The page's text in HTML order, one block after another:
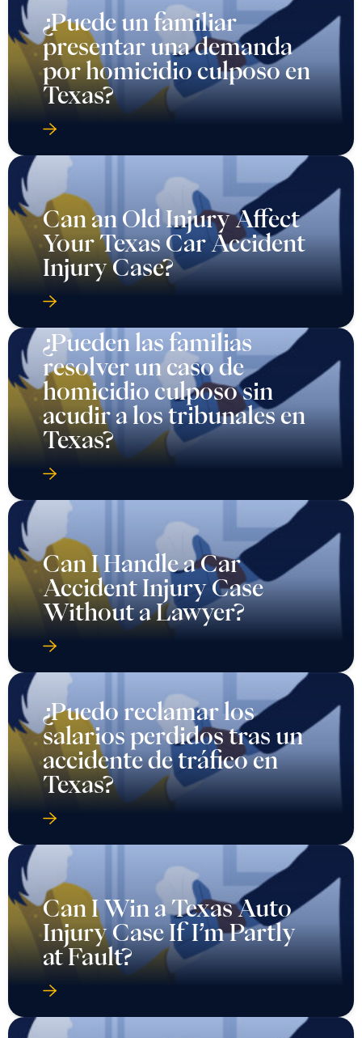
¿Puede un familiar
presentar una demanda
por homicidio culposo en
Texas?
Can an Old Injury Affect
Your Texas Car Accident
Injury Case?
¿Pueden las familias
resolver un caso de
homicidio culposo sin
acudir a los tribunales en
Texas?
Can I Handle a Car
Accident Injury Case
Without a Lawyer?
¿Puedo reclamar los
salarios perdidos tras un
accidente de tráfico en
Texas?
Can I Win a Texas Auto
Injury Case If I’m Partly
at Fault?